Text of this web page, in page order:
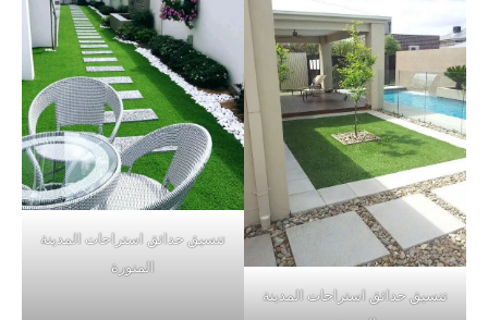
تنسيق حدائق استراحات المدينة
تنسيق حدائق استراحات المدينة
المنورة